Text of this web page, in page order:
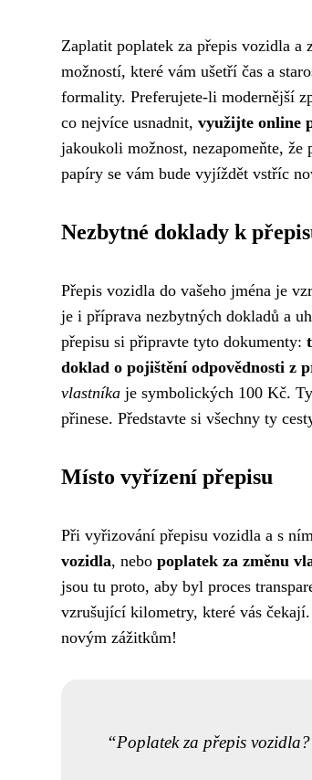
Zaplatit poplatek za přepis vozidla a
možností, které vám ušetří čas a
formality. Preferujete-li modernější
co nejvíce usnadnit, využijte online
jakoukoli možnost, nezapomeňte,
papíry se vám bude vyjíždět vstříc
Nezbytné doklady k
Přepis vozidla do vašeho jména je
je i příprava nezbytných dokladů a
přepisu si připravte tyto dokumenty:
doklad o pojištění odpovědnosti z
vlastníka je symbolických 100 Kč.
přinese. Představte si všechny ty
Místo vyřízení přepisu
Při vyřizování přepisu vozidla a s
vozidla, nebo poplatek za změnu
jsou tu proto, aby byl proces
vzrušující kilometry, které vás
novým zážitkům!
Poplatek za přepis